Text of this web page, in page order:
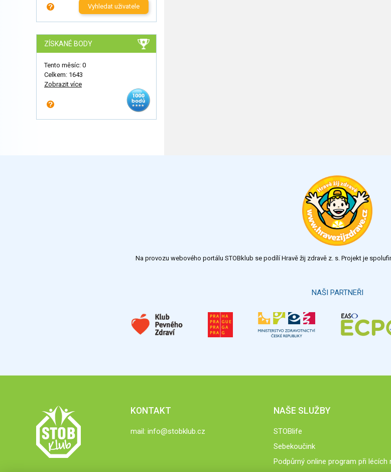
Vyhledat uživatele
ZÍSKANÉ BODY
Tento měsíc: 0
Celkem: 1643
Zobrazit více
Na provozu webového portálu STOBklub se podílí Hravě žij zdravě z. s. Projekt je
NAŠI PARTNEŘI
KONTAKT
mail: info@stobklub.cz
NAŠE SLUŽBY
STOBlife
Sebekoučink
Podpůrný online program při lécích